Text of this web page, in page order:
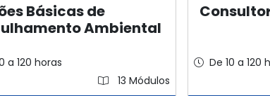
Básicas de
Ambiental
a 120 horas
13 Módulos
De 10 a 120